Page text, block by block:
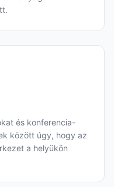
és konferencia-
között úgy, hogy az
a helyükön